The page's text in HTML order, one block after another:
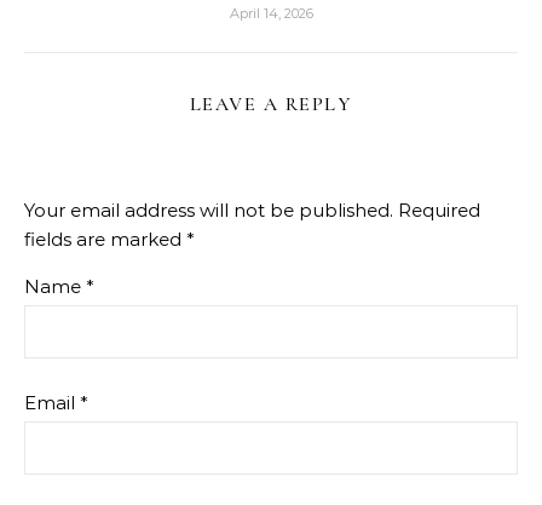
April 14, 2026
LEAVE A REPLY
Your email address will not be published. Required
fields are marked *
Name *
Email *